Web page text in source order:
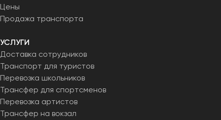
Цены
Продажа транспорта
УСЛУГИ
Доставка сотрудников
Транспорт для туристов
Перевозка школьников
Трансфер для спортсменов
Перевозка артистов
Трансфер на вокзал